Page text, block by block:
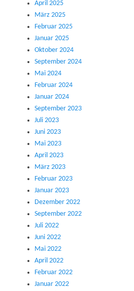
April 2025
März 2025
Februar 2025
Januar 2025
Oktober 2024
September 2024
Mai 2024
Februar 2024
Januar 2024
September 2023
Juli 2023
Juni 2023
Mai 2023
April 2023
März 2023
Februar 2023
Januar 2023
Dezember 2022
September 2022
Juli 2022
Juni 2022
Mai 2022
April 2022
Februar 2022
Januar 2022